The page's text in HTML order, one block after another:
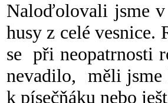
Naloďolovali jsme
husy z celé vesnice.
se při neopatrnosti
nevadilo, měli jsme
k písečňáku nebo